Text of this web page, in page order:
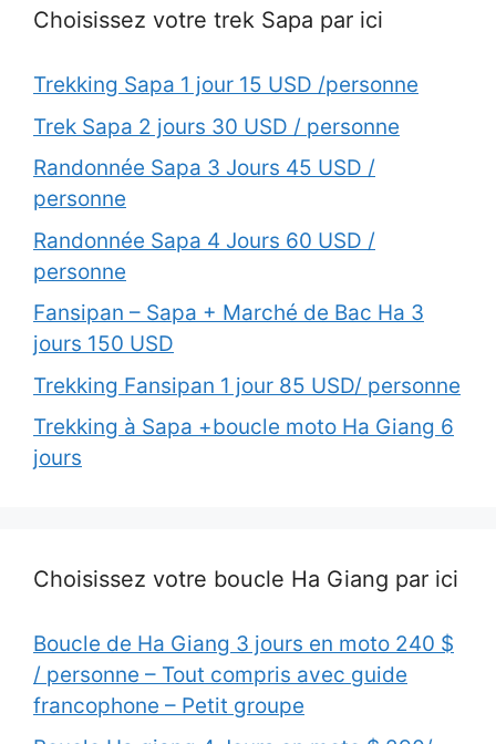
Choisissez votre trek Sapa par ici
Trekking Sapa 1 jour 15 USD /personne
Trek Sapa 2 jours 30 USD / personne
Randonnée Sapa 3 Jours 45 USD /
personne
Randonnée Sapa 4 Jours 60 USD /
personne
Fansipan – Sapa + Marché de Bac Ha 3
jours 150 USD
Trekking Fansipan 1 jour 85 USD/ personne
Trekking à Sapa +boucle moto Ha Giang 6
jours
Choisissez votre boucle Ha Giang par ici
Boucle de Ha Giang 3 jours en moto 240 $
/ personne – Tout compris avec guide
francophone – Petit groupe